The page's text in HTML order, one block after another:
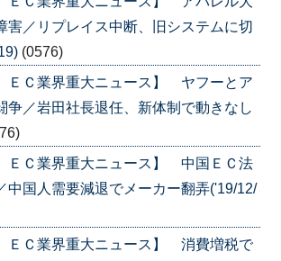
害／リプレイス中断、旧システムに切
(0576)
ＥＣ業界重大ニュース】 ヤフーとア
争／岩田社長退任、新体制で動きなし
ＥＣ業界重大ニュース】 中国ＥＣ法
中国人需要減退でメーカー翻弄('19/12/
ＥＣ業界重大ニュース】 消費増税で